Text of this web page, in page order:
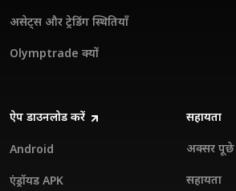
असेट्स और ट्रेडिंग स्थितियाँ
Olymptrade क्यों
ऐप डाउनलोड करें
Android
एंड्रॉयड APK
सहायता
अक्सर पूछे
सहायता